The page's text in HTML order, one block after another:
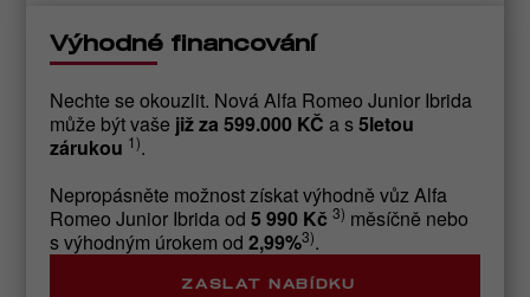
Výhodné financování
Nechte se okouzlit. Nová Alfa Romeo Junior Ibrida
může být vaše již za 599.000 KČ a s5letou
zárukou 1).
Nepropásněte možnost získat výhodně vůz Alfa
Romeo Junior Ibrida od5 990 Kč3) měsíčně nebo
s výhodným úrokem od2,99%3).
ZASLAT NABÍDKU